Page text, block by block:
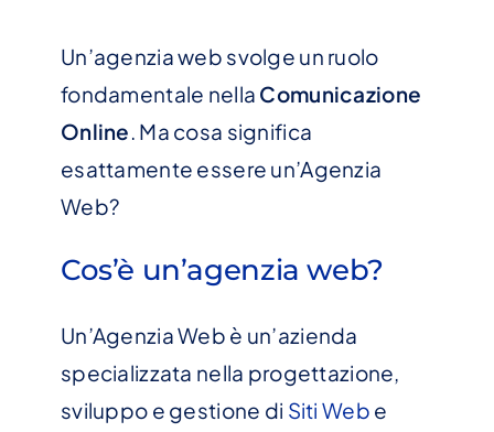
Un’agenzia web svolge un ruolo
fondamentale nella Comunicazione
Online. Ma cosa significa
esattamente essere un’Agenzia
Web?
Cos’è un’agenzia web?
Un’Agenzia Web è un’azienda
specializzata nella progettazione,
sviluppo e gestione di Siti Web e